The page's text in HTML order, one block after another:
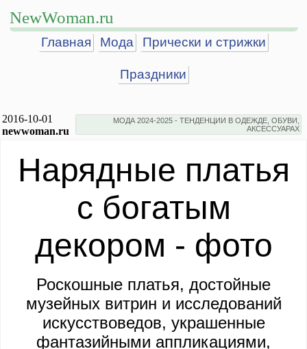
NewWoman.ru
Главная Мода Прически и стрижки
Праздники
2016-10-01
newwoman.ru
МОДА 2024-2025 - ТЕНДЕНЦИИ В ОДЕЖДЕ, ОБУВИ,
АКСЕССУАРАХ
Нарядные платья
с богатым
декором - фото
Роскошные платья, достойные
музейных витрин и исследований
искусствоведов, украшенные
фантазийными аппликациями,